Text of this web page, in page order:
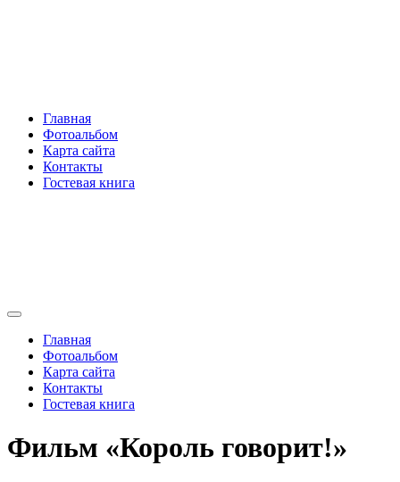
Главная
Фотоальбом
Карта сайта
Контакты
Гостевая книга
Главная
Фотоальбом
Карта сайта
Контакты
Гостевая книга
Фильм «Король говорит!»